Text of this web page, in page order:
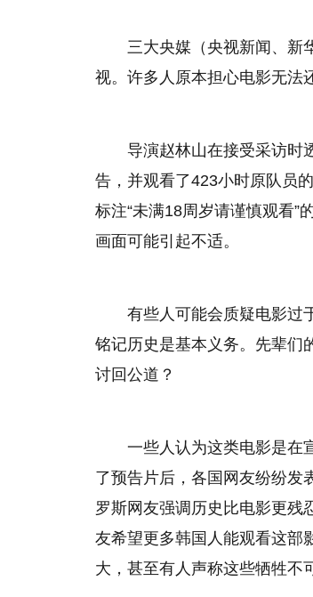
三大央媒（央视新闻、新
视。许多人原本担心电影无法
导演赵林山在接受采访时
告，并观看了423小时原队员
标注“未满18周岁请谨慎观看”
画面可能引起不适。
有些人可能会质疑电影过
铭记历史是基本义务。先辈们
讨回公道？
一些人认为这类电影是在
了预告片后，各国网友纷纷发
罗斯网友强调历史比电影更残
友希望更多韩国人能观看这部
大，甚至有人声称这些牺牲不